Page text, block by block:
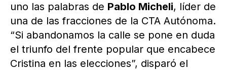
uno las palabras de Pablo Micheli, líder de
una de las fracciones de la CTA Autónoma.
“Si abandonamos la calle se pone en duda
el triunfo del frente popular que encabece
Cristina en las elecciones”, disparó el